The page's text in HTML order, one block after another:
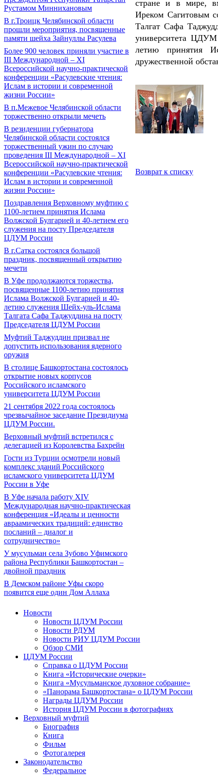
Рустамом Миннихановым
В г.Троицк Челябинской области
прошли мероприятия, посвященные
памяти шейха Зайнуллы Расулева
Более 900 человек приняли участие в
III Международной – XI
Всероссийской научно-практической
конференции «Расулевские чтения:
Ислам в истории и современной
жизни России»
В п.Межевое Челябинской области
торжественно открыли мечеть
В резиденции губернатора
Челябинской области состоялся
торжественный ужин по случаю
проведения III Международной – XI
Всероссийской научно-практической
конференции «Расулевские чтения:
Ислам в истории и современной
жизни России»
Поздравления Верховному муфтию с
1100-летием принятия Ислама
Волжской Булгарией и 40-летием его
служения на посту Председателя
ЦДУМ России
В г.Сатка состоялся большой
праздник, посвященный открытию
мечети
В Уфе продолжаются торжества,
посвященные 1100-летию принятия
Ислама Волжской Булгарией и 40-
летию служения Шейх-уль-Ислама
Талгата Сафа Таджуддина на посту
Председателя ЦДУМ России
Муфтий Таджуддин призвал не
допустить использования ядерного
оружия
В столице Башкортостана состоялось
открытие новых корпусов
Российского исламского
университета ЦДУМ России
21 сентября 2022 года состоялось
чрезвычайное заседание Президиума
ЦДУМ России.
Верховный муфтий встретился с
делегацией из Королевства Бахрейн
Гости из Турции осмотрели новый
комплекс зданий Российского
исламского университета ЦДУМ
России в Уфе
В Уфе начала работу XIV
Международная научно-практическая
конференция «Идеалы и ценности
авраамических традиций: единство
посланий – диалог и
сотрудничество»
У мусульман села Зубово Уфимского
района Республики Башкортостан –
двойной праздник
В Демском районе Уфы скоро
появится еще один Дом Аллаха
стране и в мире,
Иреком Сагитовым
Талгат Сафа
университета
летию принятия
дружественной
Возврат к списку
Новости
Новости ЦДУМ России
Новости РДУМ
Новости РИУ ЦДУМ России
Обзор СМИ
ЦДУМ России
Справка о ЦДУМ России
Книга «Исторические очерки»
Книга «Мусульманское духовное собрание»
«Панорама Башкортостана» о ЦДУМ России
Награды ЦДУМ России
История ЦДУМ России в фотографиях
Верховный муфтий
Биография
Книга
Фильм
Фотогалерея
Законодательство
Федеральное